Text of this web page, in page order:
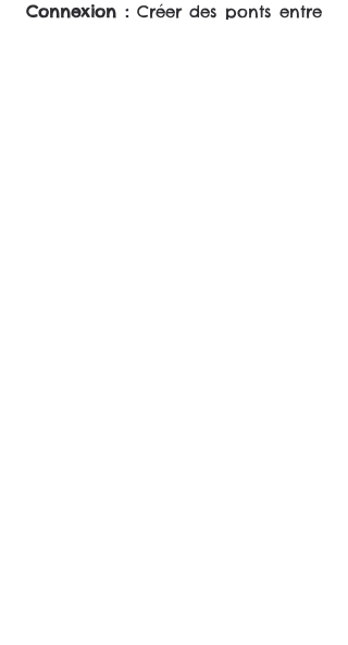
Connexion :Créer des ponts entre